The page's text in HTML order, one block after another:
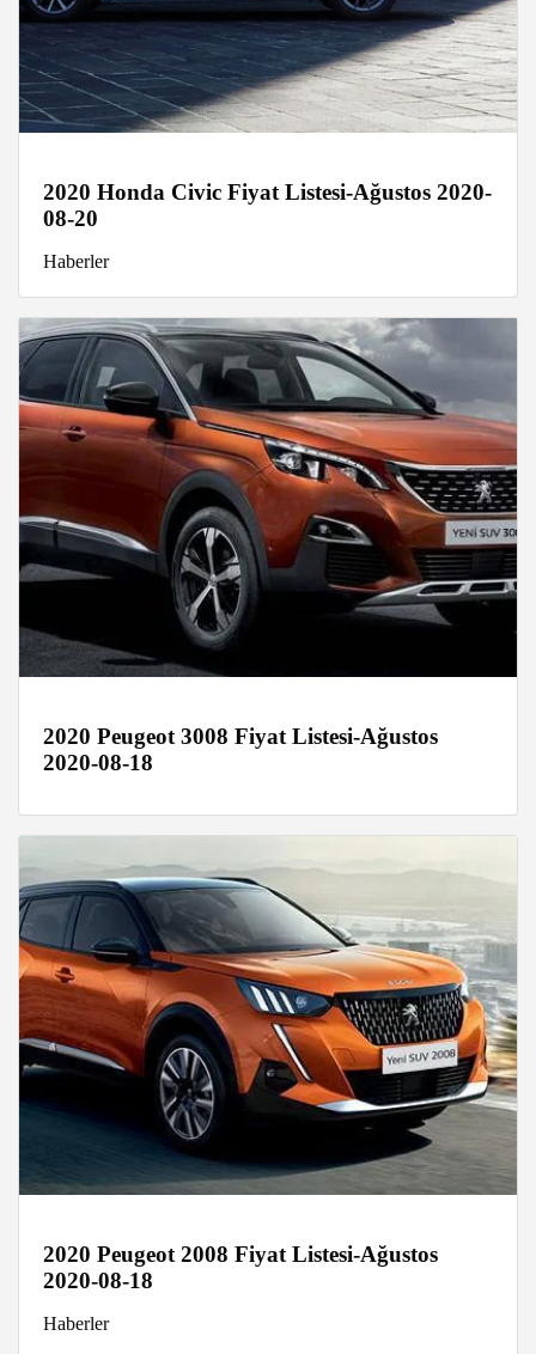
2020 Honda Civic Fiyat Listesi-Ağustos 2020-
08-20
Haberler
2020 Peugeot 3008 Fiyat Listesi-Ağustos
2020-08-18
2020 Peugeot 2008 Fiyat Listesi-Ağustos
2020-08-18
Haberler